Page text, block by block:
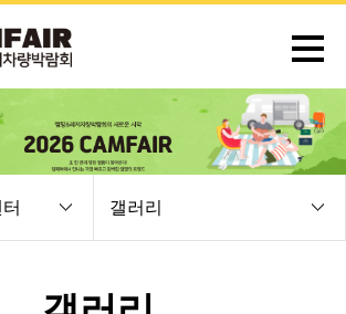
갤러리